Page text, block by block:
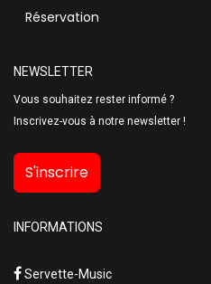
Réservation
NEWSLETTER
Vous souhaitez rester informé ?
Inscrivez-vous à notre newsletter !
S'inscrire
INFORMATIONS
Servette-Music